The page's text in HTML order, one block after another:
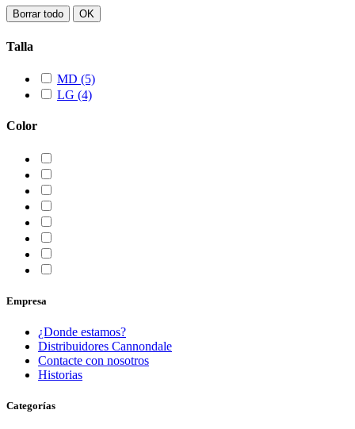
Borrar todo OK
Talla
MD (5)
LG (4)
Color
Empresa
¿Donde estamos?
Distribuidores Cannondale
Contacte con nosotros
Historias
Categorías